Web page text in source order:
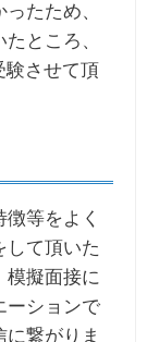
たため、
ところ、
験させて頂
等をよく
して頂いた
模擬面接に
ーションで
繋がりま